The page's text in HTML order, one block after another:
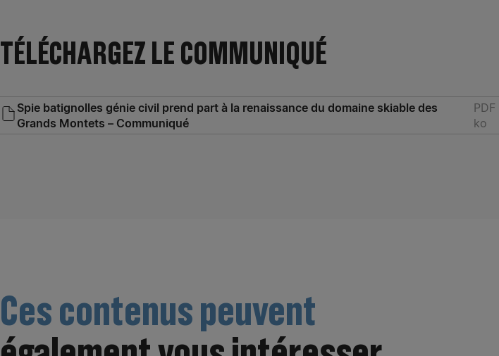
TÉLÉCHARGEZ LE COMMUNIQUÉ
Spie batignolles génie civil prend part à la renaissance du domaine skiable des
Grands Montets – Communiqué
PDF
ko
Ces contenus peuvent